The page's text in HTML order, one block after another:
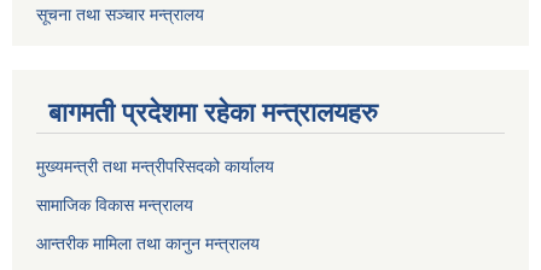
सूचना तथा सञ्चार मन्त्रालय
बागमती प्रदेशमा रहेका मन्त्रालयहरु
मुख्यमन्त्री तथा मन्त्रीपरिसदको कार्यालय
सामाजिक विकास मन्त्रालय
आन्तरीक मामिला तथा कानुन मन्त्रालय